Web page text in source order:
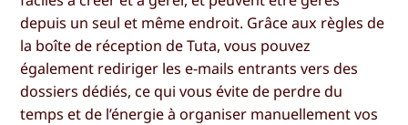
depuis un seul et même endroit. Grâce aux règles de
la boîte de réception de Tuta, vous pouvez
également rediriger les e-mails entrants vers des
dossiers dédiés, ce qui vous évite de perdre du
temps et de l’énergie à organiser manuellement vos